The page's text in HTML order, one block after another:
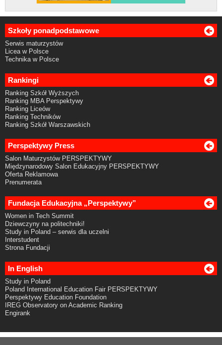
Szkoły ponadpodstawowe
Serwis maturzystów
Licea w Polsce
Technika w Polsce
Rankingi
Ranking Szkół Wyższych
Ranking MBA Perspektywy
Ranking Liceów
Ranking Techników
Ranking Szkół Warszawskich
Perspektywy Press
Salon Maturzystów PERSPEKTYWY
Międzynarodowy Salon Edukacyjny PERSPEKTYWY
Oferta Reklamowa
Prenumerata
Fundacja Edukacyjna „Perspektywy”
Women in Tech Summit
Dziewczyny na politechniki!
Study in Poland – serwis dla uczelni
Interstudent
Strona Fundacji
In English
Study in Poland
Poland International Education Fair PERSPEKTYWY
Perspektywy Education Foundation
IREG Observatory on Academic Ranking
Engirank